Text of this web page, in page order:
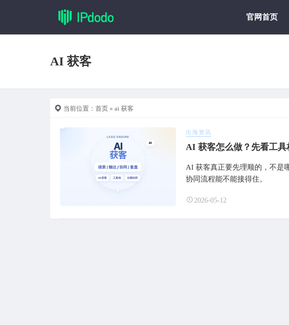
官网首页
AI 获客
当前位置： 首页 » ai 获客
出海资讯
AI 获客怎么做？先看工
AI 获客真正要先理顺的，不是
协同流程能不能接得住。
2026-05-12